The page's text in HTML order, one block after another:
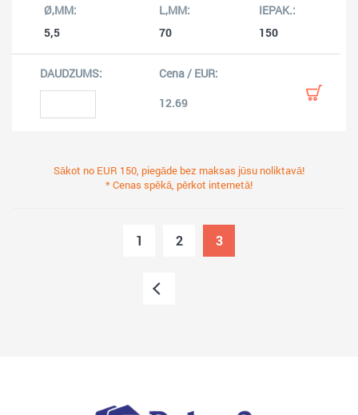
5,5 70 150
12.69
Sākot no EUR 150, piegāde bez maksas jūsu noliktavā!
* Cenas spēkā, pērkot internetā!
1 2 3